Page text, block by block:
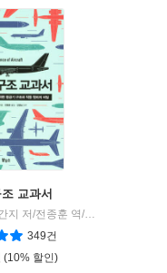
약
용 탄약
총용 탄약
용 탄약
약
약
교과서
나카무라 간지 저/전종훈 역/김영남 감수
349건
(10% 할인)